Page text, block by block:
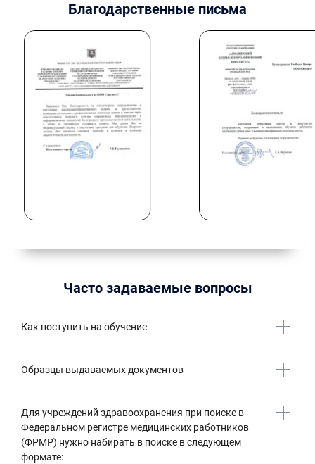
Благодарственные письма
Часто задаваемые вопросы
Как поступить на обучение
Образцы выдаваемых документов
Для учреждений здравоохранения при поиске в
Федеральном регистре медицинских работников
(ФРМР) нужно набирать в поиске в следующем
формате: